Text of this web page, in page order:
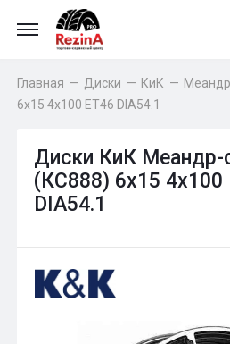
Главная — Диски — КиК —
6x15 4x100 ET46 DIA54.1
Диски КиК Меандр-
(КС888) 6x15 4x100
DIA54.1